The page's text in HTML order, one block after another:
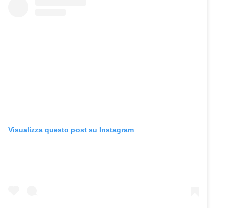
Visualizza questo post su Instagram